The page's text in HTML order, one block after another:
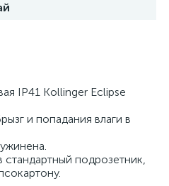
IP41 Kollinger Eclipse
и попадания влаги в
подрозетник,